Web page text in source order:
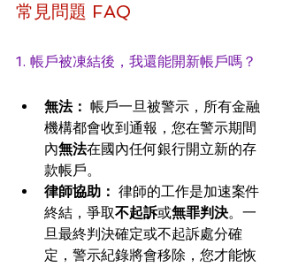
常見問題 FAQ
1. 帳戶被凍結後，我還能開新帳戶嗎？
無法： 帳戶一旦被警示，所有金融
機構都會收到通報，您在警示期間
內無法在國內任何銀行開立新的存
款帳戶。
律師協助： 律師的工作是加速案件
終結，爭取不起訴或無罪判決。一
旦最終判決確定或不起訴處分確
定，警示紀錄將會移除，您才能恢